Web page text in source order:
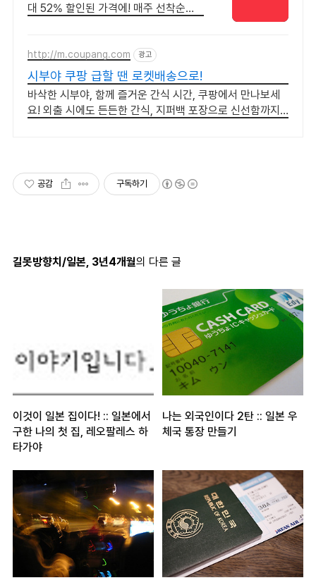
대 52% 할인된 가격에! 매주 선착순
http://m.coupang.com 광고
시부야 쿠팡 급할 땐 로켓배송으로!
바삭한 시부야, 함께 즐거운 간식 시간, 쿠팡에서 만나보세
요! 외출 시에도 든든한 간식, 지퍼백 포장으로 신선함까지
공감 구독하기
길못방향치/일본, 3년4개월의 다른 글
이것이 일본 집이다! :: 일본에서
구한 나의 첫 집, 레오팔레스 하
타가야
나는 외국인이다 2탄 :: 일본 우
체국 통장 만들기